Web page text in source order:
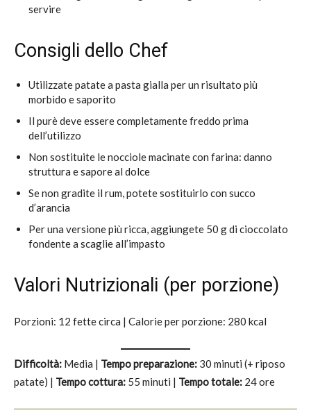
servire
Consigli dello Chef
Utilizzate patate a pasta gialla per un risultato più
morbido e saporito
Il purè deve essere completamente freddo prima
dell’utilizzo
Non sostituite le nocciole macinate con farina: danno
struttura e sapore al dolce
Se non gradite il rum, potete sostituirlo con succo
d’arancia
Per una versione più ricca, aggiungete 50 g di cioccolato
fondente a scaglie all’impasto
Valori Nutrizionali (per porzione)
Porzioni: 12 fette circa | Calorie per porzione: 280 kcal
Difficoltà: Media | Tempo preparazione: 30 minuti (+ riposo
patate) | Tempo cottura: 55 minuti | Tempo totale: 24 ore